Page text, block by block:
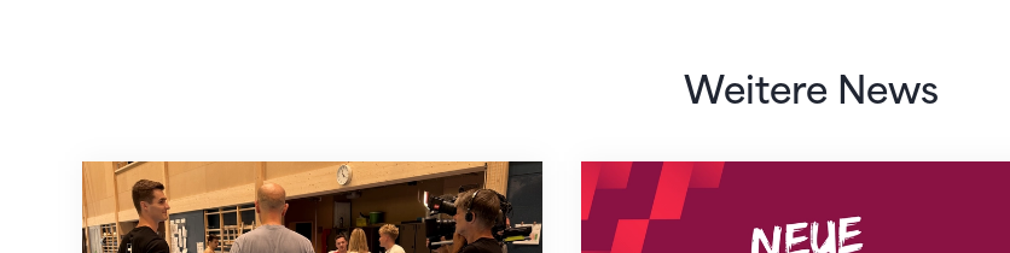
Weitere News
Mit klaren Zielen nach Zagreb Neue Empfangszeiten ab 1. August 2026